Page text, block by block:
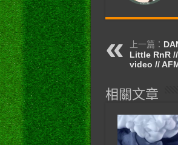
上一篇：
Little RnR
video //
相關文章